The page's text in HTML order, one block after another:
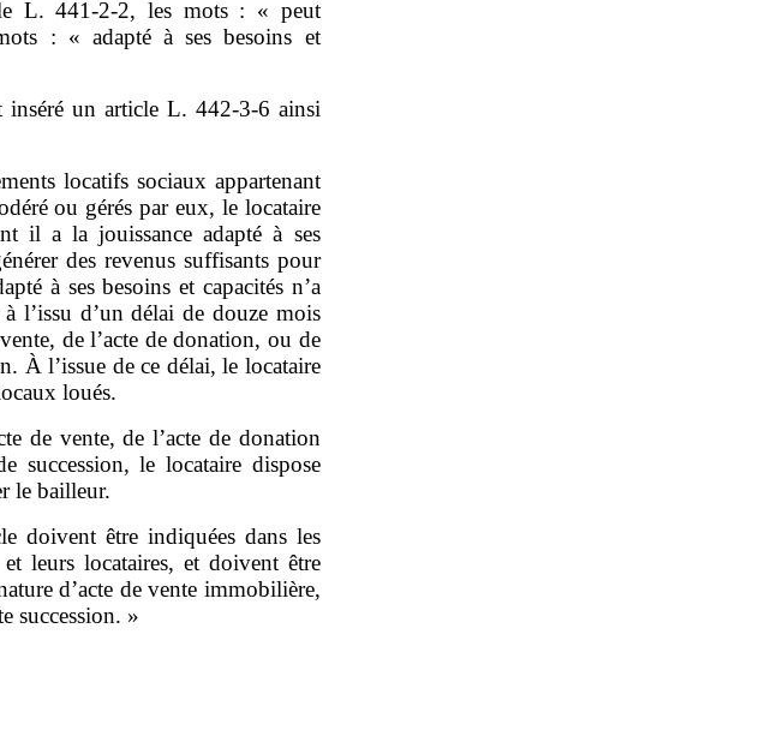
L. 441‑2‑2, les mots : « peut
: « adapté à ses besoins et
un article L. 442‑3‑6 ainsi
locatifs sociaux appartenant
ou gérés par eux, le locataire
il a la jouissance adapté à ses
des revenus suffisants pour
à ses besoins et capacités n’a
l’issu d’un délai de douze mois
de l’acte de donation, ou de
À l’issue de ce délai, le locataire
loués.
de vente, de l’acte de donation
succession, le locataire dispose
le bailleur.
doivent être indiquées dans les
leurs locataires, et doivent être
d’acte de vente immobilière,
succession. »